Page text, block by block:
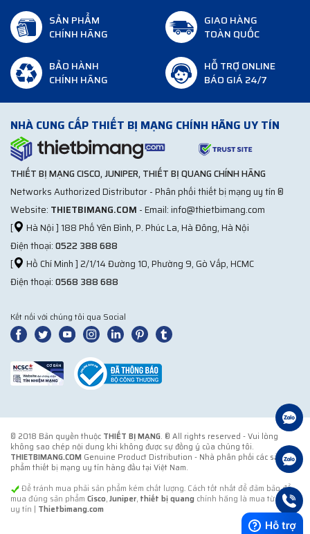
SẢN PHẨM
CHÍNH HÃNG
GIAO HÀNG
TOÀN QUỐC
BẢO HÀNH
CHÍNH HÃNG
HỖ TRỢ ONLINE
BÁO GIÁ 24/7
NHÀ CUNG CẤP THIẾT BỊ MẠNG CHÍNH HÃNG UY TÍN
THIẾT BỊ MẠNG CISCO, JUNIPER, THIẾT BỊ QUANG CHÍNH HÃNG
Networks Authorized Distributor - Phân phối thiết bị mạng uy tín ®
Website: THIETBIMANG.COM - Email: info@thietbimang.com
[
Hà Nội ] 188 Phố Yên Bình, P. Phúc La, Hà Đông, Hà Nội
Điện thoại:0522 388 688
[
Hồ Chí Minh ] 2/1/14 Đường 10, Phường 9, Gò Vấp, HCMC
Điện thoại:0568 388 688
Kết nối với chúng tôi qua Social
© 2018 Bản quyền thuộc THIẾT BỊ MẠNG. ® All rights reserved - Vui lòng
không sao chép nội dung khi không được sự đồng ý của chúng tôi.
THIETBIMANG.COM Genuine Product Distribution - Nhà phân phối các sản
phẩm thiết bị mạng uy tín hàng đầu tại Việt Nam.
Để tránh mua phải sản phẩm kém chất lượng. Cách tốt nhất để đảm bảo để
mua đúng sản phẩm Cisco,Juniper, thiết bị quang chính hãng là mua từ đơn vị
uy tín | Thietbimang.com